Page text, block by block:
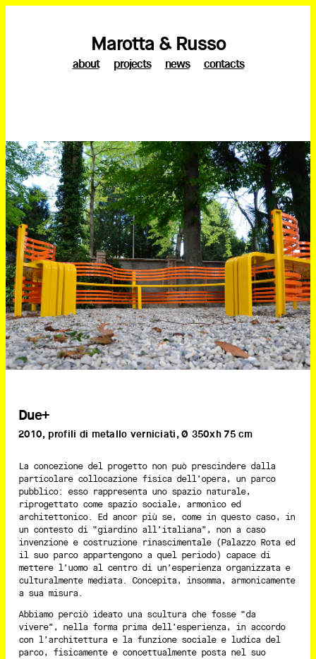
Marotta & Russo
about projects news contacts
Due+
2010, profili di metallo verniciati, Ø 350xh 75 cm
La concezione del progetto non può prescindere dalla
particolare collocazione fisica dell’opera, un parco
pubblico: esso rappresenta uno spazio naturale,
riprogettato come spazio sociale, armonico ed
architettonico. Ed ancor più se, come in questo caso, in
un contesto di “giardino all’italiana”, non a caso
invenzione e costruzione rinascimentale (Palazzo Rota ed
il suo parco appartengono a quel periodo) capace di
mettere l’uomo al centro di un’esperienza organizzata e
culturalmente mediata. Concepita, insomma, armonicamente
a sua misura.
Abbiamo perciò ideato una scultura che fosse “da
vivere”, nella forma prima dell’esperienza, in accordo
con l’architettura e la funzione sociale e ludica del
parco, fisicamente e concettualmente posta nel suo